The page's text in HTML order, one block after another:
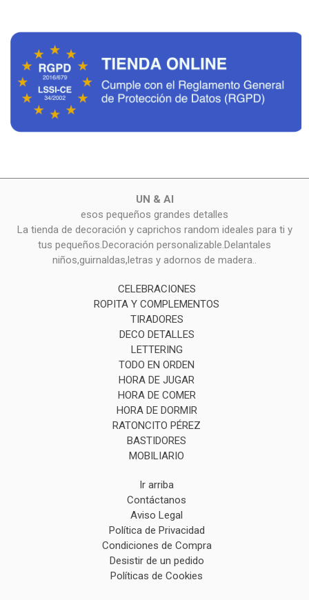
UN & AI
esos pequeños grandes detalles
La tienda de decoración y caprichos random ideales para ti y
tus pequeños.Decoración personalizable.Delantales
niños,guirnaldas,letras y adornos de madera..
CELEBRACIONES
ROPITA Y COMPLEMENTOS
TIRADORES
DECO DETALLES
LETTERING
TODO EN ORDEN
HORA DE JUGAR
HORA DE COMER
HORA DE DORMIR
RATONCITO PÉREZ
BASTIDORES
MOBILIARIO
Ir arriba
Contáctanos
Aviso Legal
Política de Privacidad
Condiciones de Compra
Desistir de un pedido
Políticas de Cookies